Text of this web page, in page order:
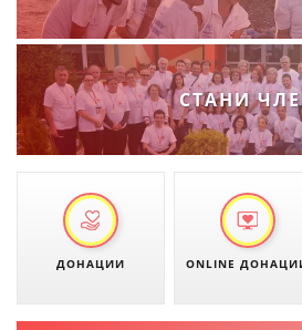
МЕЃУНАРОДНА
ДОГОВОРИ
ЗНАЧЕЊЕ НА СЛУЖБАТА
ЗДРАВСТВЕНО
ПРВА ПОМОШ
СТАНИ
ДОНАЦИИ ONLINE